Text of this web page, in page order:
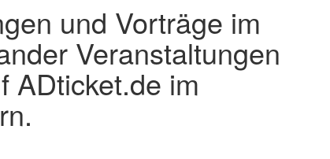
und Vorträge im
Veranstaltungen
ADticket.de im